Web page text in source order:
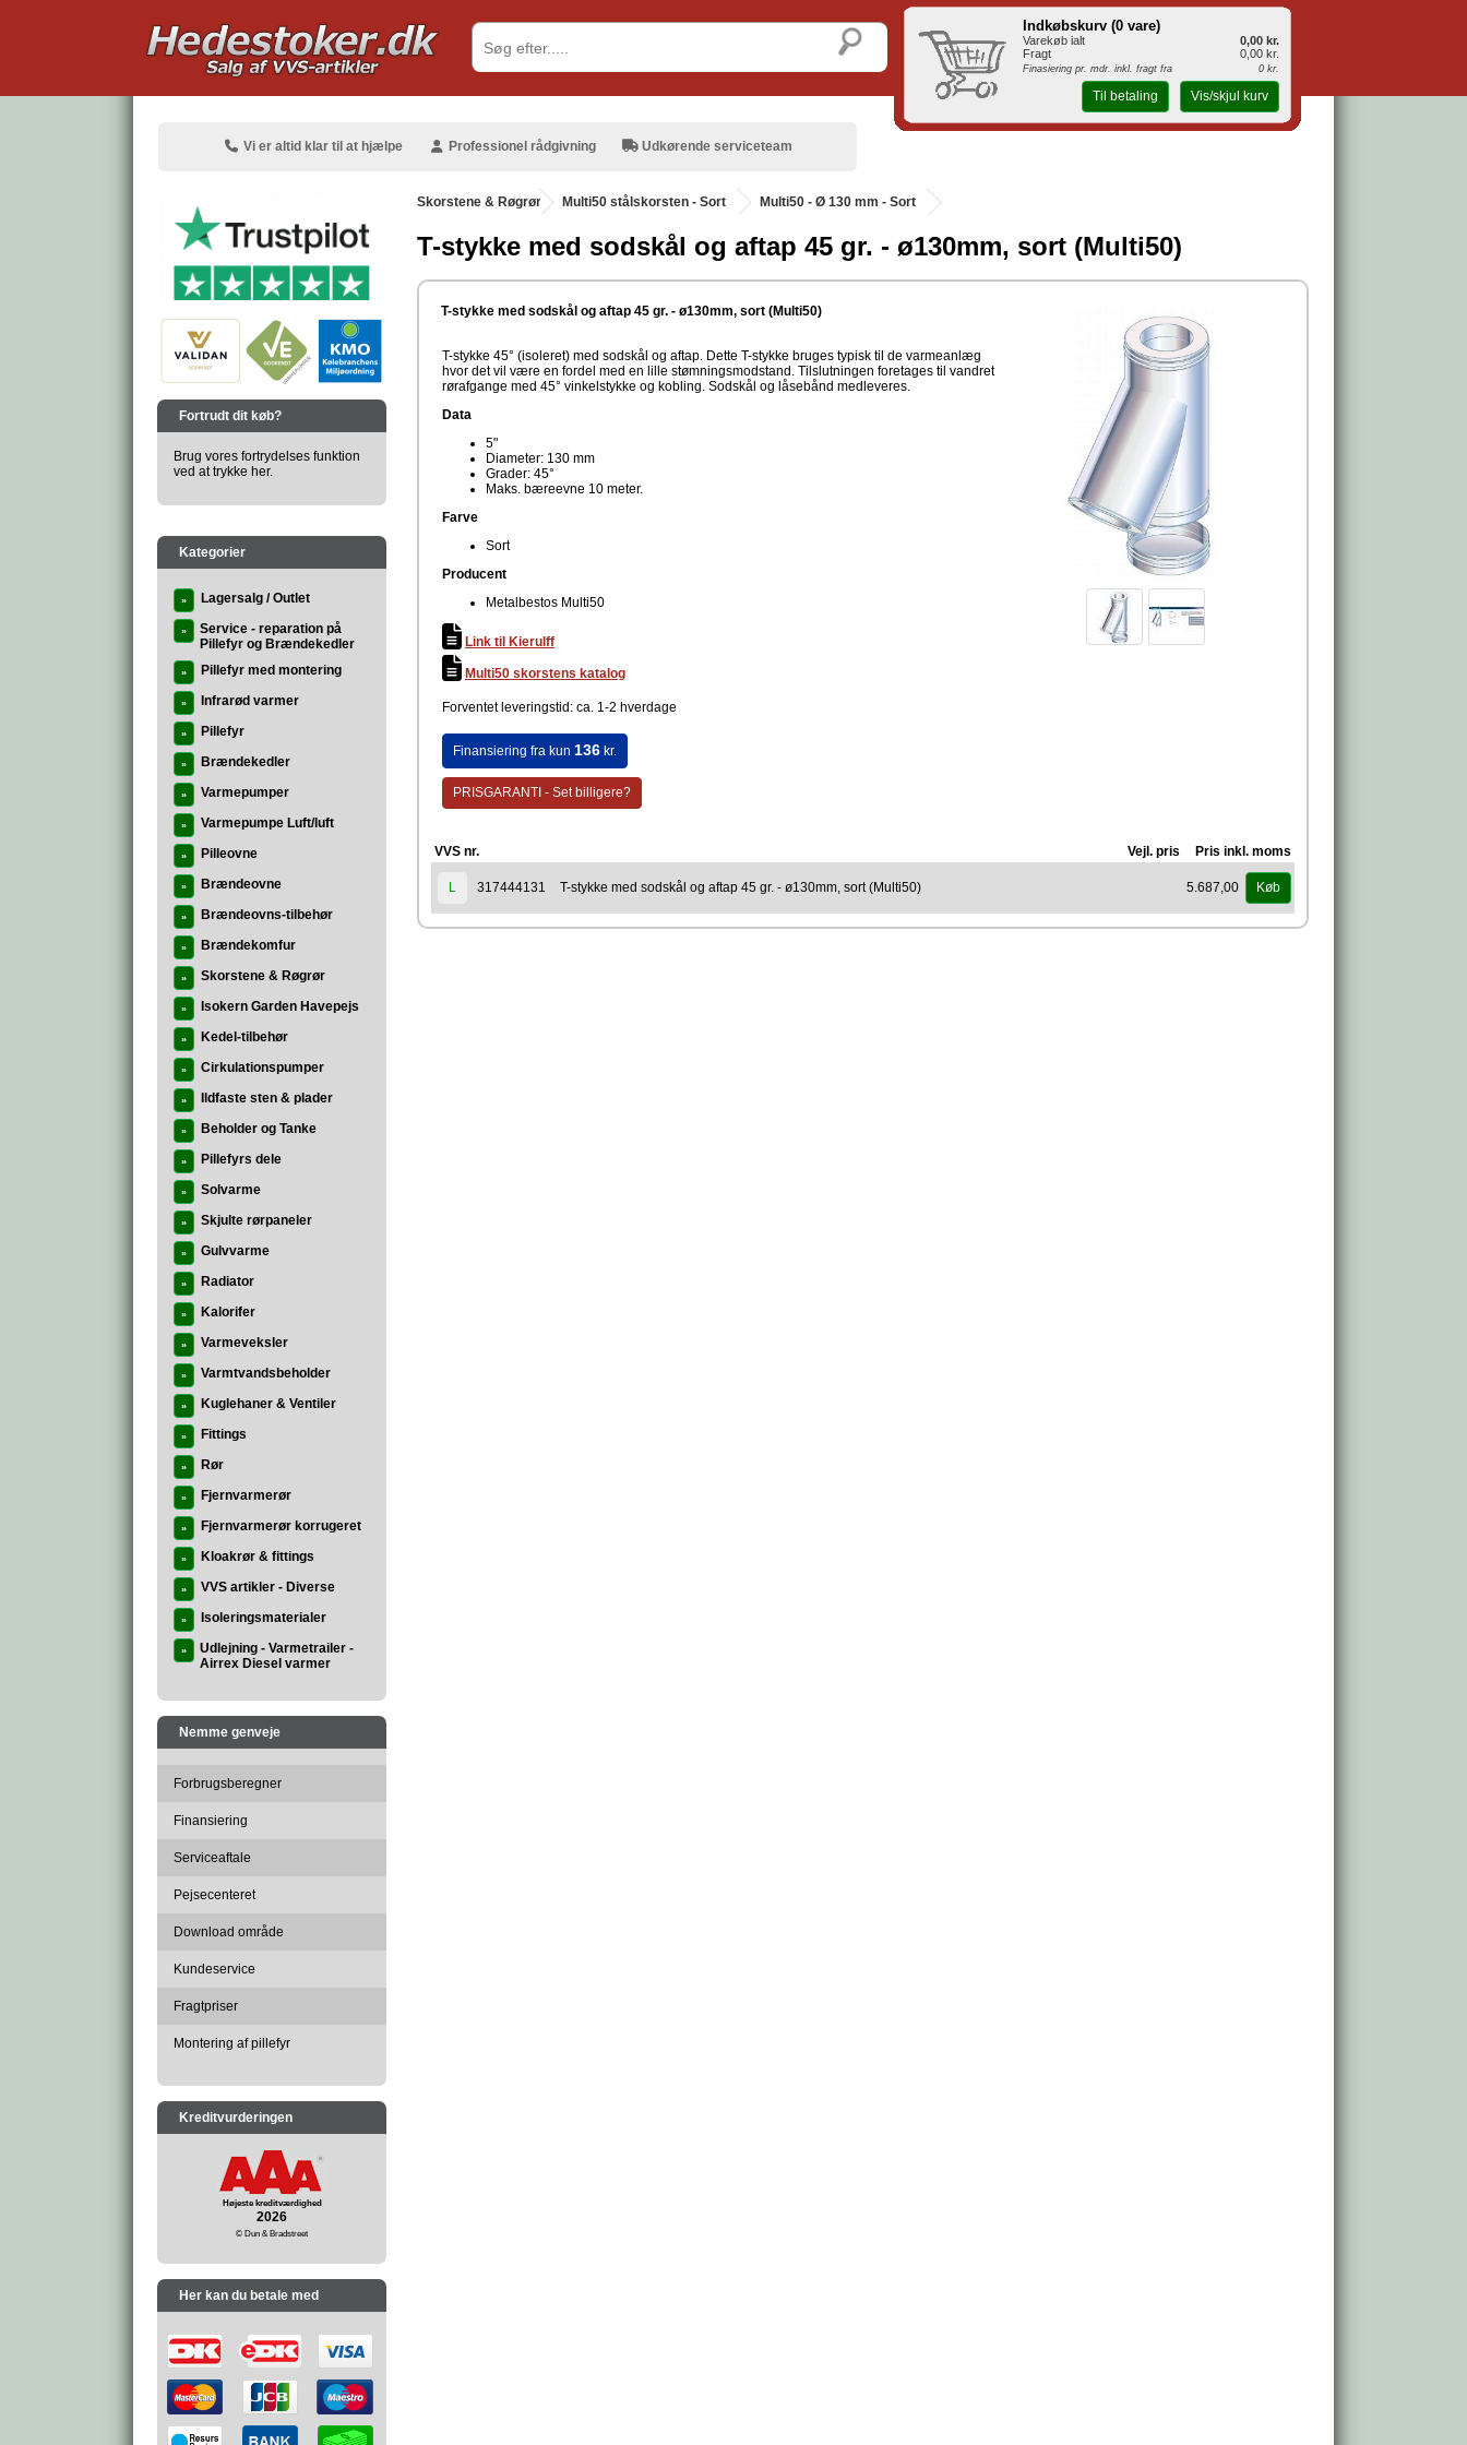
Vi er altid klar til at hjælpe Professionel rådgivning Udkørende serviceteam
Fortrudt dit køb?
Brug vores fortrydelses funktion
ved at trykke her.
Kategorier
» Lagersalg / Outlet
»
Service - reparation på
Pillefyr og Brændekedler
» Pillefyr med montering
» Infrarød varmer
» Pillefyr
» Brændekedler
» Varmepumper
» Varmepumpe Luft/luft
» Pilleovne
» Brændeovne
» Brændeovns-tilbehør
» Brændekomfur
» Skorstene & Røgrør
» Isokern Garden Havepejs
» Kedel-tilbehør
» Cirkulationspumper
» Ildfaste sten & plader
» Beholder og Tanke
» Pillefyrs dele
» Solvarme
» Skjulte rørpaneler
» Gulvvarme
» Radiator
» Kalorifer
» Varmeveksler
» Varmtvandsbeholder
» Kuglehaner & Ventiler
» Fittings
» Rør
» Fjernvarmerør
» Fjernvarmerør korrugeret
» Kloakrør & fittings
» VVS artikler - Diverse
» Isoleringsmaterialer
»
Udlejning - Varmetrailer -
Airrex Diesel varmer
Nemme genveje
Forbrugsberegner
Finansiering
Serviceaftale
Pejsecenteret
Download område
Kundeservice
Fragtpriser
Montering af pillefyr
Kreditvurderingen
Højeste kreditværdighed
2026
© Dun & Bradstreet
Her kan du betale med
Skorstene & Røgrør . Multi50 stålskorsten - Sort Multi50 - Ø 130 mm - Sort
T-stykke med sodskål og aftap 45 gr. - ø130mm, sort (Multi50)
T-stykke med sodskål og aftap 45 gr. - ø130mm, sort (Multi50)
T-stykke 45° (isoleret) med sodskål og aftap. Dette T-stykke bruges typisk til de varmeanlæg
hvor det vil være en fordel med en lille stømningsmodstand. Tilslutningen foretages til vandret
rørafgange med 45° vinkelstykke og kobling. Sodskål og låsebånd medleveres.
Data
5"
Diameter: 130 mm
Grader: 45°
Maks. bæreevne 10 meter.
Farve
Sort
Producent
Metalbestos Multi50
Link til Kierulff
Multi50 skorstens katalog
Forventet leveringstid: ca. 1-2 hverdage
Finansiering fra kun 136kr.
PRISGARANTI - Set billigere?
VVS nr. Vejl. pris Pris inkl. moms
L 317444131 T-stykke med sodskål og aftap 45 gr. - ø130mm, sort (Multi50) 5.687,00 Køb
Indkøbskurv (0 vare)
Varekøb ialt
0,00 kr.
Fragt
0,00 kr.
Finasiering pr. mdr. inkl. fragt fra 0 kr.
Til betaling Vis/skjul kurv